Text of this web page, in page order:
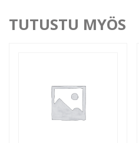
TUTUSTU MYÖS